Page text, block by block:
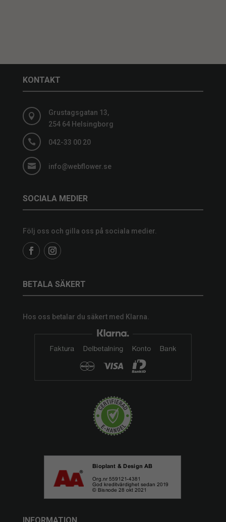
KONTAKT

Grustagsgatan 13,
254 64 Helsingborg
 042-33 00 20
 info@webflower.se
SOCIALA MEDIER
Följ oss och gilla oss på sociala medier.
BETALA SÄKERT
Hos oss betalar du säkert med Klarna.